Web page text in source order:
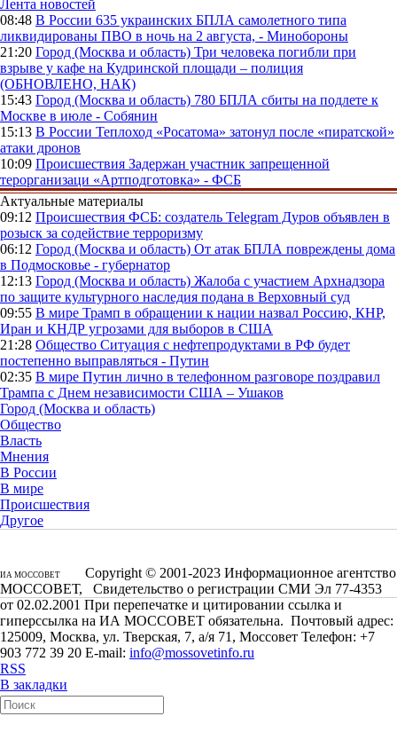
Лента новостей
08:48 В России 635 украинских БПЛА самолетного типа
ликвидированы ПВО в ночь на 2 августа, - Минобороны
21:20 Город (Москва и область) Три человека погибли при
взрыве у кафе на Кудринской площади – полиция
(ОБНОВЛЕНО, НАК)
15:43 Город (Москва и область) 780 БПЛА сбиты на подлете к
Москве в июле - Собянин
15:13 В России Теплоход «Росатома» затонул после «пиратской»
атаки дронов
10:09 Происшествия Задержан участник запрещенной
терорганизаци «Артподготовка» - ФСБ
Актуальные материалы
09:12 Происшествия ФСБ: создатель Telegram Дуров объявлен в
розыск за содействие терроризму
06:12 Город (Москва и область) От атак БПЛА повреждены дома
в Подмосковье - губернатор
12:13 Город (Москва и область) Жалоба с участием Архнадзора
по защите культурного наследия подана в Верховный суд
09:55 В мире Трамп в обращении к нации назвал Россию, КНР,
Иран и КНДР угрозами для выборов в США
21:28 Общество Ситуация с нефтепродуктами в РФ будет
постепенно выправляться - Путин
02:35 В мире Путин лично в телефонном разговоре поздравил
Трампа с Днем независимости США – Ушаков
Город (Москва и область)
Общество
Власть
Мнения
В России
В мире
Происшествия
Другое
ИА МОССОВЕТ
Copyright © 2001-2023 Информационное агентство
МОССОВЕТ, Свидетельство о регистрации СМИ Эл 77-4353
от 02.02.2001 При перепечатке и цитировании ссылка и
гиперссылка на ИА МОССОВЕТ обязательна. Почтовый адрес:
125009, Москва, ул. Тверская, 7, а/я 71, Моссовет Телефон: +7
903 772 39 20 E-mail: info@mossovetinfo.ru
RSS
В закладки